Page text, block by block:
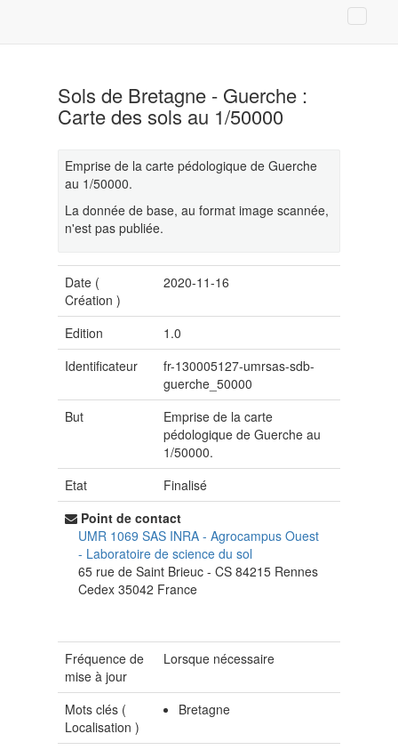
Sols de Bretagne - Guerche :
Carte des sols au 1/50000
Emprise de la carte pédologique de Guerche
au 1/50000.
La donnée de base, au format image scannée,
n'est pas publiée.
Date (
Création )
2020-11-16
Edition
1.0
Identificateur
fr-130005127-umrsas-sdb-
guerche_50000
But
Emprise de la carte
pédologique de Guerche au
1/50000.
Etat
Finalisé
Point de contact
UMR 1069 SAS INRA - Agrocampus Ouest
- Laboratoire de science du sol
65 rue de Saint Brieuc - CS 84215 Rennes
Cedex 35042 France
Fréquence de
mise à jour
Lorsque nécessaire
Mots clés (
Localisation )
Bretagne